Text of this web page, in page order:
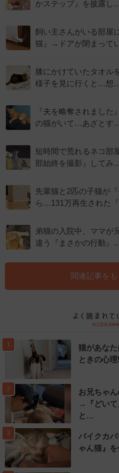
かステップ』を披露し
飼い主さんがいる部屋
猫』→ドアが閉まって
膝にかけていたタオル
様子を見に行くと…想
『夫を略奪されました
の猫がいて…あざとす
短時間で荒れるネコ部
部始終を撮影』してみ
先輩猫と2匹の子猫が
ら…131万再生された
弟猫の入院中、ママが
違う『まさかの行動』
関連記事を
1
猫があなた
ときの心
2
お兄ちゃ
→『どいて
と…
3
バイクカ
ゃん猫』